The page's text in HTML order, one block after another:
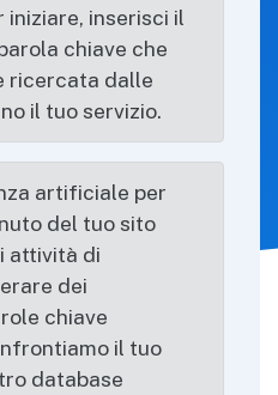
iniziare, inserisci il
chiave che
ricercata dalle
il tuo servizio.
artificiale per
del tuo sito
attività di
dei
chiave
il tuo
database